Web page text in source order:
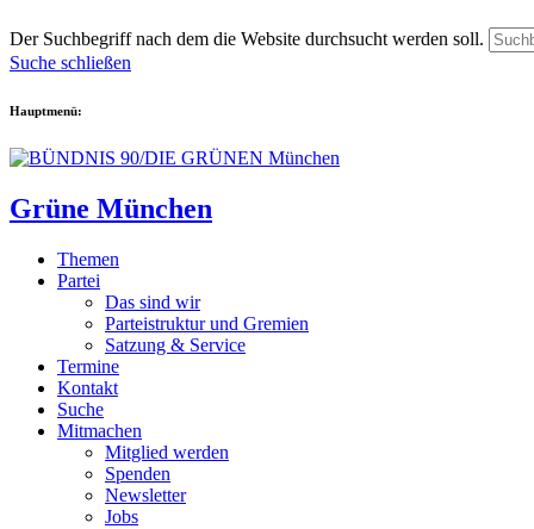
Der Suchbegriff nach dem die Website durchsucht werden soll.
Suche schließen
Hauptmenü:
Grüne München
Themen
Partei
Das sind wir
Parteistruktur und Gremien
Satzung & Service
Termine
Kontakt
Suche
Mitmachen
Mitglied werden
Spenden
Newsletter
Jobs